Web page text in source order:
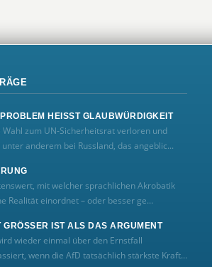
HEISST GLAUBWÜRDIGKEIT
zum UN‑Sicherheitsrat verloren und
anderem bei Russland, das angeblic...
mit welcher sprachlichen Akrobatik
Realität einordnet – oder besser ge...
IST ALS DAS ARGUMENT
wieder einmal über den Ernstfall
wenn die AfD tatsächlich stärkste Kraft...